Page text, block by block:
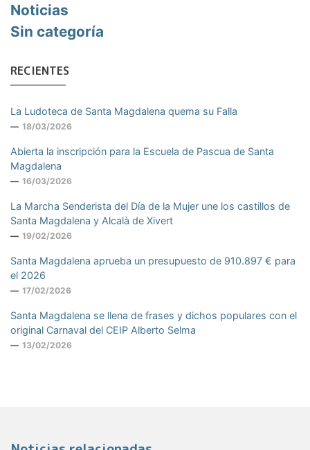
Noticias
Sin categoría
RECIENTES
La Ludoteca de Santa Magdalena quema su Falla
18/03/2026
Abierta la inscripción para la Escuela de Pascua de Santa
Magdalena
16/03/2026
La Marcha Senderista del Día de la Mujer une los castillos de
Santa Magdalena y Alcalà de Xivert
19/02/2026
Santa Magdalena aprueba un presupuesto de 910.897 € para
el 2026
17/02/2026
Santa Magdalena se llena de frases y dichos populares con el
original Carnaval del CEIP Alberto Selma
13/02/2026